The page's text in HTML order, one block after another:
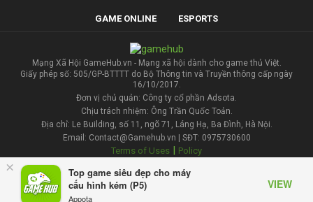
×
Top game siêu đẹp cho máy
cấu hình kém (P5)
Appota
VIEW
GAME ONLINE ESPORTS
Mạng Xã Hội GameHub.vn - Mạng xã hội dành cho game thủ Việt.
Giấy phép số: 505/GP-BTTTT do Bộ Thông tin và Truyền thông cấp ngày
16/10/2017.
Đơn vị chủ quản: Công ty cổ phần Adsota.
Chịu trách nhiệm: Ông Trần Quốc Toản.
Địa chỉ: Le Building, số 11, ngõ 71, Láng Hạ, Ba Đình, Hà Nội.
Email: Contact@Gamehub.vn | SĐT: 0975730600
Terms of Uses | Policy
Liên hệ đăng bài